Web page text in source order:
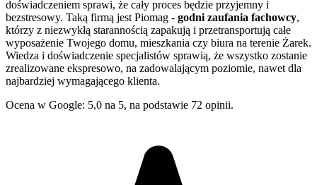
doświadczeniem sprawi, że cały proces będzie przyjemny i
bezstresowy. Taką firmą jest Piomag - godni zaufania fachowcy,
którzy z niezwykłą starannością zapakują i przetransportują całe
wyposażenie Twojego domu, mieszkania czy biura na terenie Żarek.
Wiedza i doświadczenie specjalistów sprawią, że wszystko zostanie
zrealizowane ekspresowo, na zadowalającym poziomie, nawet dla
najbardziej wymagającego klienta.
Ocena w Google: 5,0 na 5, na podstawie 72 opinii.